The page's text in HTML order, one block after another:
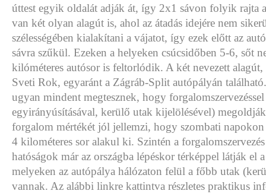
úttest egyik oldalát adják át, így 2x1 sávon folyik rajta
van két olyan alagút is, ahol az átadás idejére nem
szélességében kialakítani a vájatot, így ezek előtt az
sávra szűkül. Ezeken a helyeken csúcsidőben 5-6, sőt
kilóméteres autósor is feltorlódik. A két nevezett alagút,
Sveti Rok, egyaránt a Zágráb-Split autópályán
ugyan mindent megtesznek, hogy
egyirányúsításával, kerülő utak kijelölésével)
forgalom mértékét jól jellemzi, hogy szombati
4 kilométeres sor alakul ki. Szintén a
hatóságok már az országba lépéskor térképpel látják el
melyeken az autópálya hálózaton felül a főbb utak
vannak. Az alábbi linkre kattintva részletes praktikus